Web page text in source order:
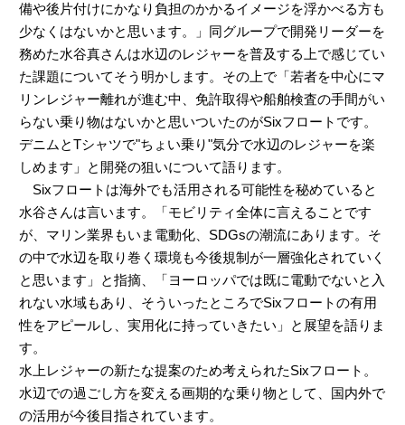
備や後片付けにかなり負担のかかるイメージを浮かべる方も
少なくはないかと思います。」同グループで開発リーダーを
務めた水谷真さんは水辺のレジャーを普及する上で感じてい
た課題についてそう明かします。その上で「若者を中心にマ
リンレジャー離れが進む中、免許取得や船舶検査の手間がい
らない乗り物はないかと思いついたのがSixフロートです。
デニムとTシャツで"ちょい乗り"気分で水辺のレジャーを楽
しめます」と開発の狙いについて語ります。
Sixフロートは海外でも活用される可能性を秘めていると
水谷さんは言います。「モビリティ全体に言えることです
が、マリン業界もいま電動化、SDGsの潮流にあります。そ
の中で水辺を取り巻く環境も今後規制が一層強化されていく
と思います」と指摘、「ヨーロッパでは既に電動でないと入
れない水域もあり、そういったところでSixフロートの有用
性をアピールし、実用化に持っていきたい」と展望を語りま
す。
水上レジャーの新たな提案のため考えられたSixフロート。
水辺での過ごし方を変える画期的な乗り物として、国内外で
の活用が今後目指されています。